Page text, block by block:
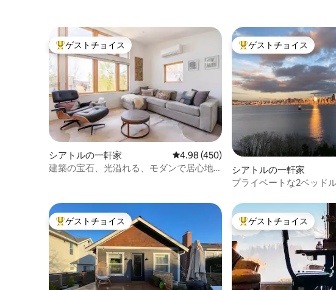
大好評のゲストチョイスです。
ゲストチョイス
シアトルの一軒家 レビュー450件、5つ星中4.98つ星の平
4.98 (450)
建築の宝石、光溢れる、モダンで居心地
大好評のゲストチョイス
ゲストチョイス
シアトルの一軒家
プライベートな2ベッド
大好評のゲストチョイスです。
ゲストチョイス 大好評のゲストチョイス
ゲストチョイス